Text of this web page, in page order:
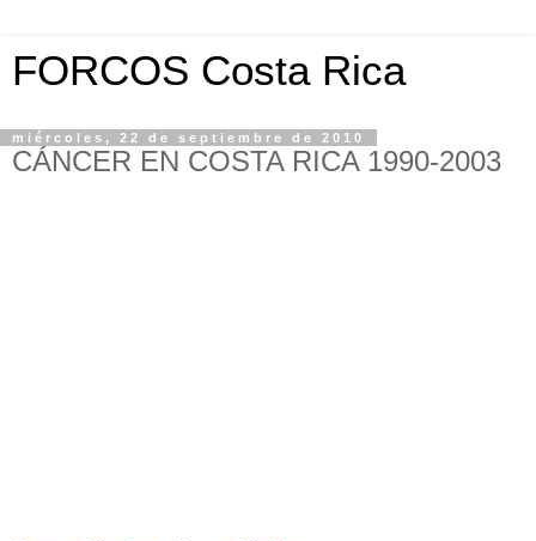
FORCOS Costa Rica
miércoles, 22 de septiembre de 2010
CÁNCER EN COSTA RICA 1990-2003